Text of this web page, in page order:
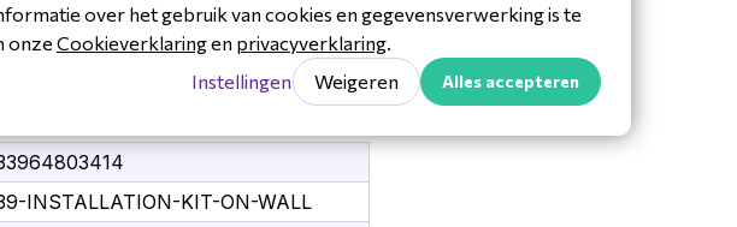
en overal zien wie er voor de deur
te voorzien van uitstekende
optioneel kiezen voor deDH-
is ook uit te breiden met de luxe
INSTALLATION-KIT-ON-WALL
over het gebruik van cookies en gegevensverwerking is te
onze Cookieverklaringen privacyverklaring
Instellingen
Weigeren Alles accepteren